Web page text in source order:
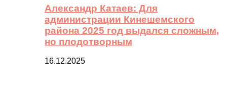
Александр Катаев: Для
администрации Кинешемского
района 2025 год выдался сложным,
но плодотворным
16.12.2025